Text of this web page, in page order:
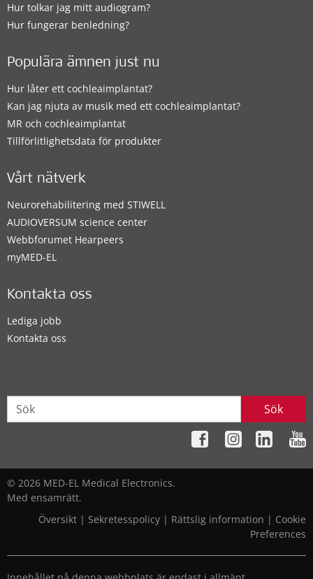
Hur tolkar jag mitt audiogram?
Hur fungerar benledning?
Populära ämnen just nu
Hur låter ett cochleaimplantat?
Kan jag njuta av musik med ett cochleaimplantat?
MR och cochleaimplantat
Tillförlitlighetsdata för produkter
Vårt nätverk
Neurorehabilitering med STIWELL
AUDIOVERSUM science center
Webbforumet Hearpeers
myMED‑EL
Kontakta oss
Lediga jobb
Kontakta oss
Sök
© 2026 MED-EL Medical Electronics.
Med ensamrätt.
Översikt | Sekretesspolicy | Rättslig information | Cookie
Preferences